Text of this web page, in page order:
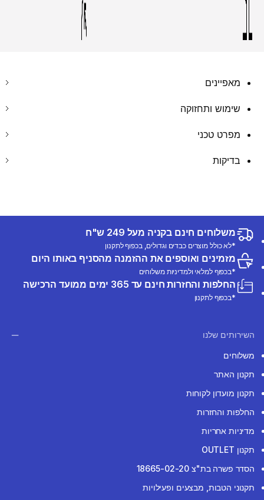
מאפיינים
שימוש ותחזוקה
מפרט טכני
בדיקות
משלוחים חינם בקניה מעל 249 ש"ח
*לא כולל מוצרים כבדים וגדולים, בכפוף לתקנון
מזמינים ואוספים את ההזמנה מהסניף באותו היום
*בכפוף למלאי ולמדיניות משלוחים
החלפות והחזרות חינם עד 365 ימים ממועד הרכישה
*בכפוף לתקנון
השירותים שלנו
משלוחים
תקנון האתר
תקנון מועדון לקוחות
החלפות והחזרות
מדיניות אחריות
תקנון OUTLET
הסדר פשרה בת"צ 18665-02-20
תקנוני הטבות, מבצעים ופעילויות